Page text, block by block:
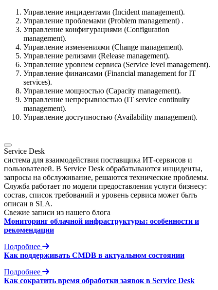
Управление инцидентами (Incident management).
Управление проблемами (Problem management) .
Управление конфигурациями (Configuration
management).
Управление изменениями (Change management).
Управление релизами (Release management).
Управление уровнем сервиса (Service level management).
Управление финансами (Financial management for IT
services).
Управление мощностью (Capacity management).
Управление непрерывностью (IT service continuity
management).
Управление доступностью (Availability management).
Service Desk
система для взаимодействия поставщика ИТ-сервисов и
пользователей. В Service Desk обрабатываются инциденты,
запросы на обслуживание, решаются технические проблемы.
Служба работает по модели предоставления услуги бизнесу:
состав, список требований и уровень сервиса может быть
описан в SLA.
Свежие записи из нашего блога
Мониторинг облачной инфраструктуры: особенности и
рекомендации
Подробнее
Как поддерживать CMDB в актуальном состоянии
Подробнее
Как сократить время обработки заявок в Service Desk